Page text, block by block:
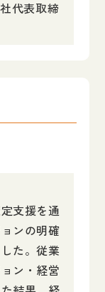
代表取締
支援を通
ンの明確
た。従業
ン・経営